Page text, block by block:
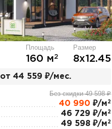
Площадь
160 м2
Размер
8х12.45
от 44 559 ₽/мес.
Без скидки 49 598 ₽
40 990 ₽/м 2
46 729 ₽/м 2
49 598 ₽/м 2